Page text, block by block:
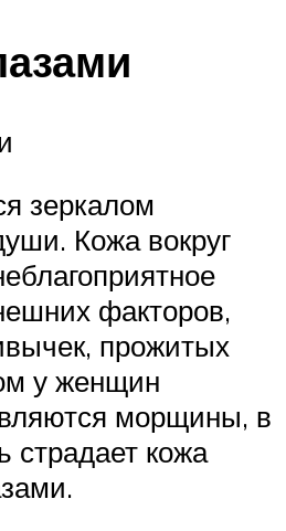
зеркалом
Кожа вокруг
факторов,
прожитых
у женщин
морщины, в
страдает кожа